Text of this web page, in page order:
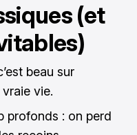
(et
beau sur
vie.
profonds : on perd